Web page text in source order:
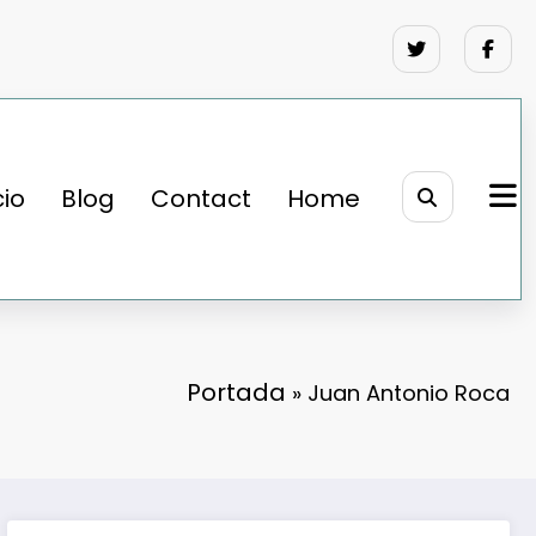
Blog Contact Home
Portada » Juan Antonio Roca